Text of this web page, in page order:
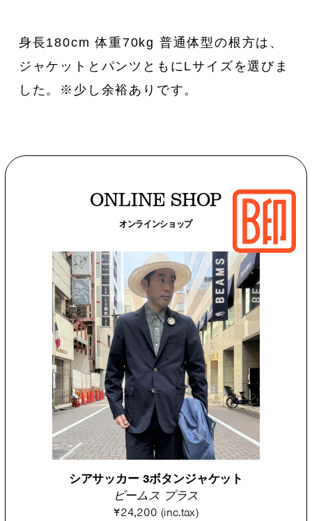
身長180cm 体重70kg 普通体型の根方は、
ジャケットとパンツともにLサイズを選びま
した。※少し余裕ありです。
ONLINE SHOP
オンラインショップ
シアサッカー 3ボタンジャケット
ビームス プラス
¥24,200 (inc.tax)